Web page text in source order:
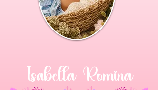
Isabella Romina